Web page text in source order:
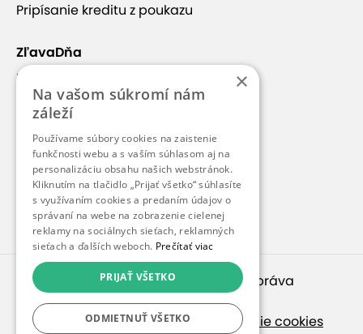
Pripísanie kreditu z poukazu
ZľavaDňa
Náš príbeh
Kontakt
Kariéra
Blog
Pre médiá
Pre partnerov
© 2010 – 2026inspirago s. r. o.
. Všetky práva
vyhradené.
Ochrana osobných údajov| Nastavenie cookies
×
Na vašom súkromí nám
záleží
Používame súbory cookies na zaistenie
funkčnosti webu a s vaším súhlasom aj na
personalizáciu obsahu našich webstránok.
Kliknutím na tlačidlo „Prijať všetko“ súhlasíte
s využívaním cookies a predaním údajov o
správaní na webe na zobrazenie cielenej
reklamy na sociálnych sieťach, reklamných
sieťach a ďalších weboch. Prečítať viac
PRIJAŤ VŠETKO
ODMIETNUŤ VŠETKO